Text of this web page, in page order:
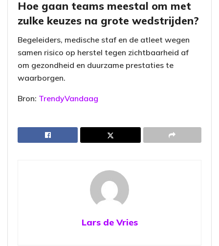
Hoe gaan teams meestal om met
zulke keuzes na grote wedstrijden?
Begeleiders, medische staf en de atleet wegen
samen risico op herstel tegen zichtbaarheid af
om gezondheid en duurzame prestaties te
waarborgen.
Bron: TrendyVandaag
Lars de Vries